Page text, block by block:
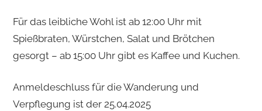
Für das leibliche Wohl ist ab 12:00 Uhr mit
Spießbraten, Würstchen, Salat und Brötchen
gesorgt – ab 15:00 Uhr gibt es Kaffee und Kuchen.
Anmeldeschluss für die Wanderung und
Verpflegung ist der 25.04.2025